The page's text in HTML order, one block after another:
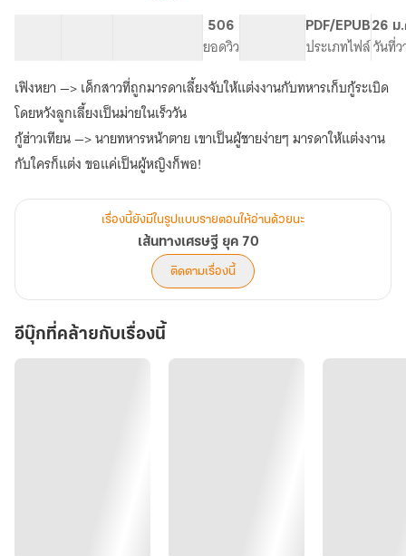
ทาง
เศรษฐี
ยุค
70
506
ยอดวิว
PDF/EPUB
ประเภทไฟล์
26 ม
วันที่ว
เฟิงหยา —> เด็กสาวที่ถูกมารดาเลี้ยงจับให้แต่งงานกับทหารเก็บกู้ระเบิด
โดยหวังลูกเลี้ยงเป็นม่ายในเร็ววัน
กู้ฮ่าวเทียน —> นายทหารหน้าตาย เขาเป็นผู้ชายง่ายๆ มารดาให้แต่งงาน
กับใครก็แต่ง ขอแค่เป็นผู้หญิงก็พอ!
เรื่องนี้ยังมีในรูปแบบรายตอนให้อ่านด้วยนะ
เส้นทางเศรษฐี ยุค 70
ติดตามเรื่องนี้
อีบุ๊กที่คล้ายกับเรื่องนี้